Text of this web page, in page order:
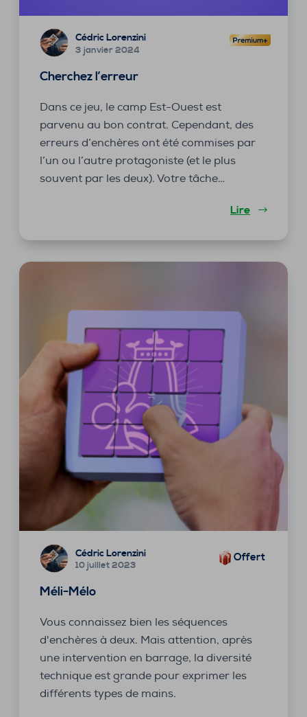
Cédric Lorenzini
3 janvier 2024
Cherchez l’erreur
Dans ce jeu, le camp Est-Ouest est
parvenu au bon contrat. Cependant, des
erreurs d’enchères ont été commises par
l’un ou l’autre protagoniste (et le plus
souvent par les deux). Votre tâche…
Lire
Cédric Lorenzini
10 juillet 2023
Offert
Méli-Mélo
Vous connaissez bien les séquences
d'enchères à deux. Mais attention, après
une intervention en barrage, la diversité
technique est grande pour exprimer les
différents types de mains.